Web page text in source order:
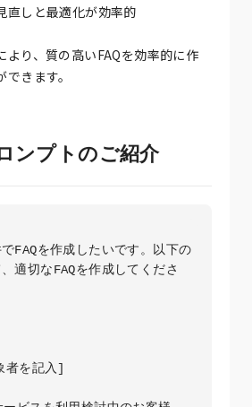
直しと最適化が効率的
より、質の高いFAQを効率的に作
きます。
ンプトのご紹介
FAQを作成したいです。以下の
適切なFAQを作成してくださ
者を記入]